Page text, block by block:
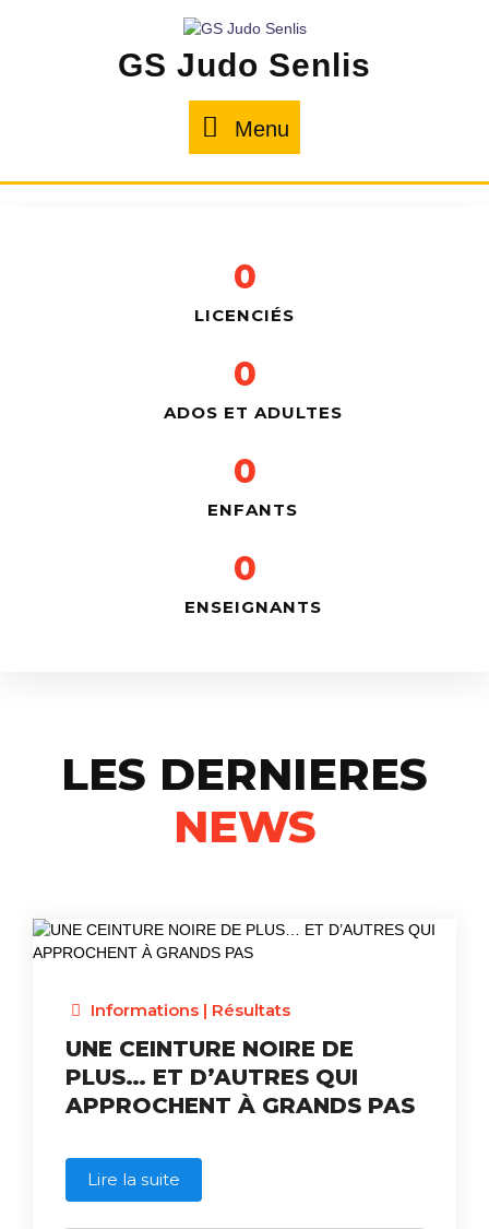
GS Judo Senlis
Menu
0
LICENCIÉS
0
ADOS ET ADULTES
0
ENFANTS
0
ENSEIGNANTS
LES DERNIERES
NEWS
Informations| Résultats
UNE CEINTURE NOIRE DE
PLUS… ET D’AUTRES QUI
APPROCHENT À GRANDS PAS
Lire la suite